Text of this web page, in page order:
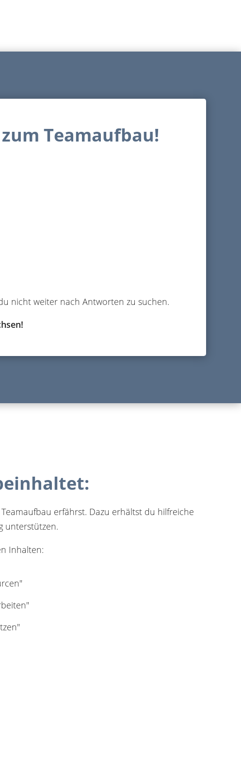
Teamaufbau!
nicht weiter nach Antworten zu suchen.
erfährst. Dazu erhältst du hilfreiche
unterstützen.
Inhalten: